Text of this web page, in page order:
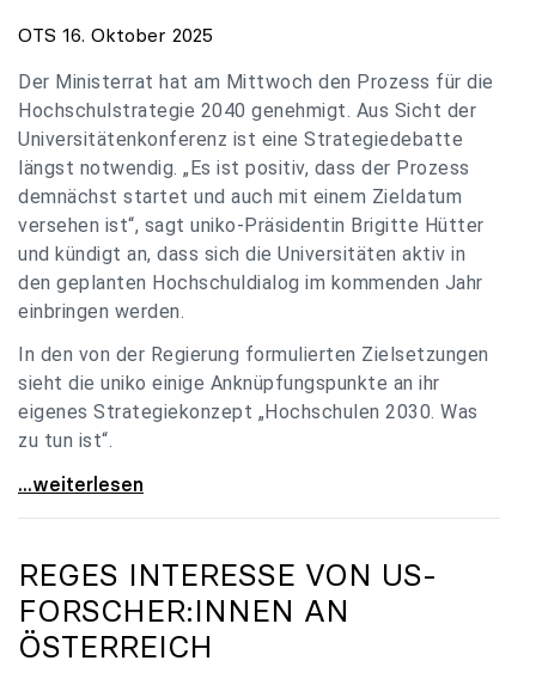
OTS 16. Oktober 2025
Der Ministerrat hat am Mittwoch den Prozess für die
Hochschulstrategie 2040 genehmigt. Aus Sicht der
Universitätenkonferenz ist eine Strategiedebatte
längst notwendig. „Es ist positiv, dass der Prozess
demnächst startet und auch mit einem Zieldatum
versehen ist“, sagt uniko-Präsidentin Brigitte Hütter
und kündigt an, dass sich die Universitäten aktiv in
den geplanten Hochschuldialog im kommenden Jahr
einbringen werden.
In den von der Regierung formulierten Zielsetzungen
sieht die uniko einige Anknüpfungspunkte an ihr
eigenes Strategiekonzept „Hochschulen 2030. Was
zu tun ist“.
Universitäten: Hochschulstrategie 2040 muss eine
...weiterlesen
REGES INTERESSE VON US-
FORSCHER:INNEN AN
ÖSTERREICH